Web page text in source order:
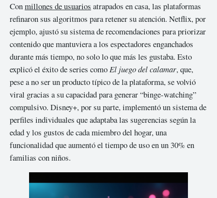
Conmillones de usuarios atrapados en casa, las plataformas
refinaron sus algoritmos para retener su atención. Netflix, por
ejemplo, ajustó su sistema de recomendaciones para priorizar
contenido que mantuviera a los espectadores enganchados
durante más tiempo, no solo lo que más les gustaba. Esto
explicó el éxito de series comoEl juego del calamar, que,
pese a no ser un producto típico de la plataforma, se volvió
viral gracias a su capacidad para generar “binge-watching”
compulsivo. Disney+, por su parte, implementó un sistema de
perfiles individuales que adaptaba las sugerencias según la
edad y los gustos de cada miembro del hogar, una
funcionalidad que aumentó el tiempo de uso en un 30% en
familias con niños.